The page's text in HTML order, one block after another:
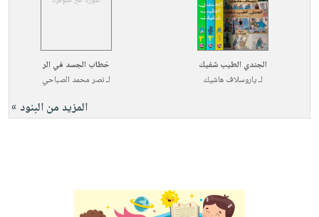
الجندي الطيب شفيك
لـياروسلاف هاشيك
خطاب الجسد في الر
لـنصر محمد الصباحي
المزيد من البنود »